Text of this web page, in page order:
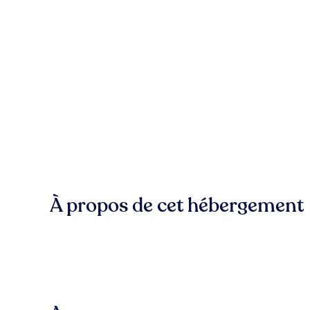
À propos de cet hébergement